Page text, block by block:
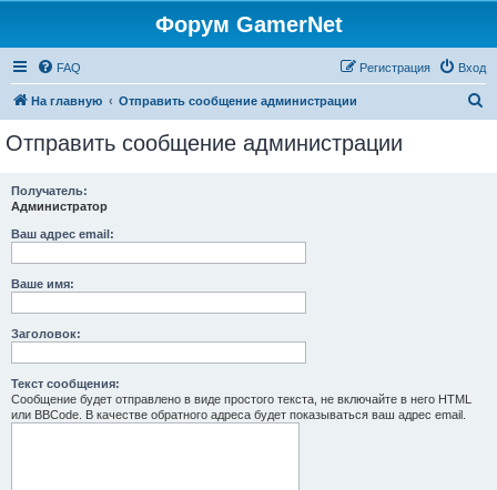
Форум GamerNet
FAQ Вход
Регистрация
На главную Отправить сообщение администрации
Отправить сообщение администрации
Получатель:
Администратор
Ваш адрес email:
Ваше имя:
Заголовок:
Текст сообщения:
Сообщение будет отправлено в виде простого текста, не включайте в него HTML
или BBCode. В качестве обратного адреса будет показываться ваш адрес email.